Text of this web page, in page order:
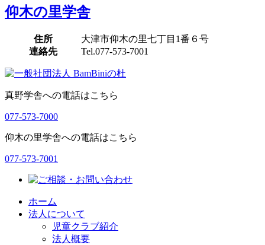
仰木の里学舎
住所
大津市仰木の里七丁目1番６号
連絡先
Tel.077-573-7001
真野学舎への電話はこちら
077-573-7000
仰木の里学舎への電話はこちら
077-573-7001
ホーム
法人について
児童クラブ紹介
法人概要